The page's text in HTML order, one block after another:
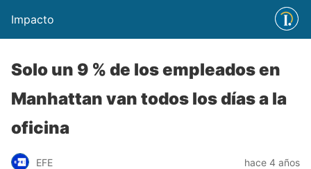
Impacto
Solo un 9 % de los empleados en
Manhattan van todos los días a la
oficina
EFE hace 4 años